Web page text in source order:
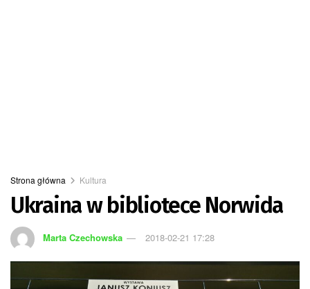
Strona główna Kultura
Ukraina w bibliotece Norwida
Marta Czechowska 2018-02-21 17:28